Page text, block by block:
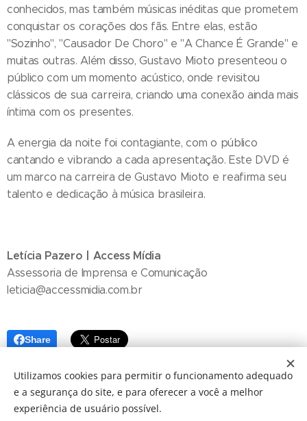
conhecidos, mas também músicas inéditas que prometem
conquistar os corações dos fãs. Entre elas, estão
"Sozinho", "Causador De Choro" e "A Chance É Grande" e
muitas outras. Além disso, Gustavo Mioto presenteou o
público com um momento acústico, onde revisitou
clássicos de sua carreira, criando uma conexão ainda mais
íntima com os presentes.
A energia da noite foi contagiante, com o público
cantando e vibrando a cada apresentação. Este DVD é
um marco na carreira de Gustavo Mioto e reafirma seu
talento e dedicação à música brasileira.
Letícia Pazero | Access Mídia
Assessoria de Imprensa e Comunicação
leticia@accessmidia.com.br
Share
Utilizamos cookies para permitir o funcionamento adequado
e a segurança do site, e para oferecer a você a melhor
experiência de usuário possível.